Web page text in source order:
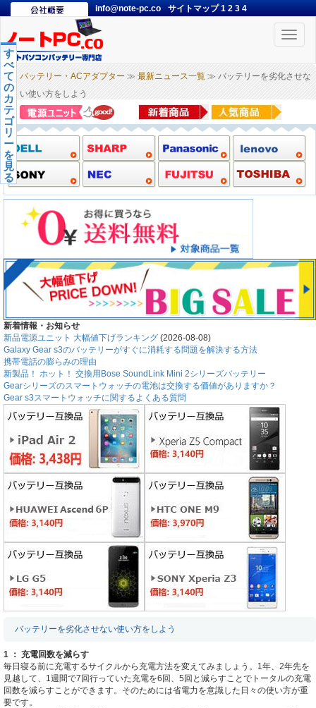
info@note-pc.co サイトマップ1 2 3 4
Toggle
バッテリー・ACアダプター ≫ 最新ニュース一覧 ≫ バッテリーを劣化させな
い使い方をしよう
す
べ
て
の
カ
テ
ゴ
リ
ー
を
見
る
新着情報・お知らせ
新品電源ユニット 大幅値下げランキング (2026-08-08)
Galaxy Gear s3のバッテリーがすぐに消耗する問題を解決する方法
携帯電話の膨らみの理由
新製品！ ホット！ 交換用Bose SoundLink Mini 2シリーズバッテリー
Gearシリーズのスマートウォッチの電池は交換する価値がありますか？
Gear s3スマートウォッチに関するよくある質問
バッテリーを劣化させない使い方をしよう
1 ： 充電回数を減らす
毎日寝る前に充電するサイクルから充電方法を変えてみましょう。1年、2年先を
見越して、1週間で7回行っていた充電を6回、5回と減らすことでトータルの充電
回数を減らすことができます。そのためには省電力を意識した日々の使い方が重
要です。